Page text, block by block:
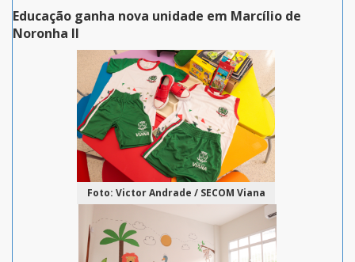
Educação ganha nova unidade em Marcílio de
Noronha II
Foto: Victor Andrade / SECOM Viana